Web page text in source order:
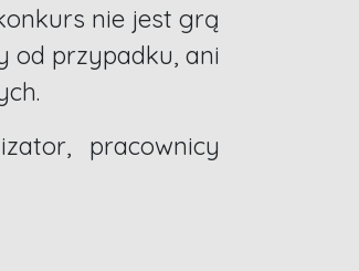
nie jest grą
od przypadku, ani
pracownicy